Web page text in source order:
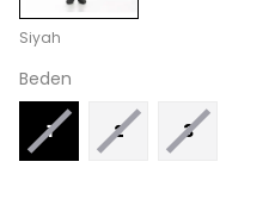
Siyah
Beden
1 2 3